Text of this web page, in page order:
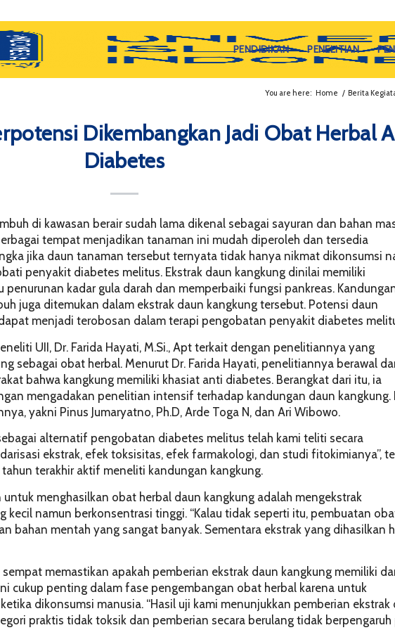
PENDIDIKAN PENELITIAN
You are here: Home / Berita
Dikembangkan Jadi Obat Herbal
Diabetes
di kawasan berair sudah lama dikenal sebagai sayuran dan bahan
tempat menjadikan tanaman ini mudah diperoleh dan tersedia
jika daun tanaman tersebut ternyata tidak hanya nikmat dikonsumsi
penyakit diabetes melitus. Ekstrak daun kangkung dinilai memiliki
kadar gula darah dan memperbaiki fungsi pankreas.
juga ditemukan dalam ekstrak daun kangkung tersebut. Potensi daun
menjadi terobosan dalam terapi pengobatan penyakit diabetes
UII, Dr. Farida Hayati, M.Si., Apt terkait dengan penelitiannya yang
sebagai obat herbal. Menurut Dr. Farida Hayati, penelitiannya berawal
bahwa kangkung memiliki khasiat anti diabetes. Berangkat dari itu, ia
mengadakan penelitian intensif terhadap kandungan daun kangkung.
yakni Pinus Jumaryatno, Ph.D, Arde Toga N, dan Ari Wibowo.
alternatif pengobatan diabetes melitus telah kami teliti secara
ekstrak, efek toksisitas, efek farmakologi, dan studi fitokimianya”,
terakhir aktif meneliti kandungan kangkung.
menghasilkan obat herbal daun kangkung adalah mengekstrak
kecil namun berkonsentrasi tinggi. “Kalau tidak seperti itu, pembuatan
bahan mentah yang sangat banyak. Sementara ekstrak yang dihasilkan
sempat memastikan apakah pemberian ekstrak daun kangkung memiliki
cukup penting dalam fase pengembangan obat herbal karena untuk
dikonsumsi manusia. “Hasil uji kami menunjukkan pemberian ekstrak
praktis tidak toksik dan pemberian secara berulang tidak berpengaruh